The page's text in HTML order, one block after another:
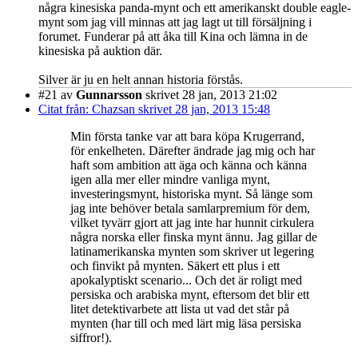
några kinesiska panda-mynt och ett amerikanskt double eagle-
mynt som jag vill minnas att jag lagt ut till försäljning i
forumet. Funderar på att åka till Kina och lämna in de
kinesiska på auktion där.
Silver är ju en helt annan historia förstås.
#21 av Gunnarsson skrivet 28 jan, 2013 21:02
Citat från: Chazsan skrivet 28 jan, 2013 15:48
Min första tanke var att bara köpa Krugerrand,
för enkelheten. Därefter ändrade jag mig och har
haft som ambition att äga och känna och känna
igen alla mer eller mindre vanliga mynt,
investeringsmynt, historiska mynt. Så länge som
jag inte behöver betala samlarpremium för dem,
vilket tyvärr gjort att jag inte har hunnit cirkulera
några norska eller finska mynt ännu. Jag gillar de
latinamerikanska mynten som skriver ut legering
och finvikt på mynten. Säkert ett plus i ett
apokalyptiskt scenario... Och det är roligt med
persiska och arabiska mynt, eftersom det blir ett
litet detektivarbete att lista ut vad det står på
mynten (har till och med lärt mig läsa persiska
siffror!).